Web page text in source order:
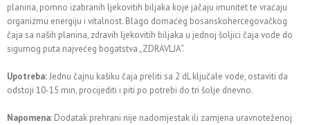
planina, pomno izabranih ljekovitih biljaka koje jačaju imunitet te vraćaju
organizmu energiju i vitalnost. Blago domaćeg bosanskohercegovačkog
čaja sa naših planina, zdravih ljekovitih biljaka u jednoj šoljici čaja vode do
sigurnog puta najvećeg bogatstva „ZDRAVLJA“.
Upotreba:Jednu čajnu kašiku čaja preliti sa 2 dL ključale vode, ostaviti da
odstoji 10-15 min, procijediti i piti po potrebi do tri šolje dnevno.
Napomena: Dodatak prehrani nije nadomjestak ili zamjena uravnoteženoj